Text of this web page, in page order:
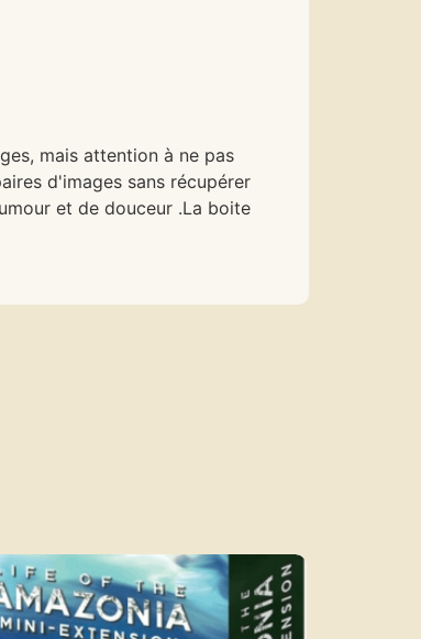
mais attention à ne pas
d'images sans récupérer
et de douceur .La boite